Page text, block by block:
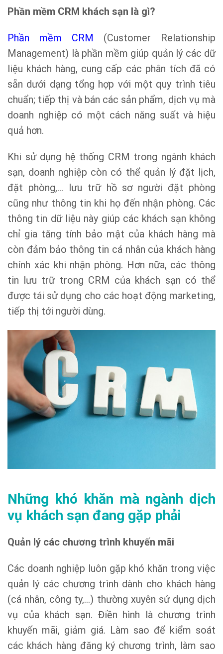
Phần mềm CRM khách sạn là gì?
Phần mềm CRM (Customer Relationship
Management) là phần mềm giúp quản lý các dữ
liệu khách hàng, cung cấp các phân tích đã có
sẵn dưới dạng tổng hợp với một quy trình tiêu
chuẩn; tiếp thị và bán các sản phẩm, dịch vụ mà
doanh nghiệp có một cách năng suất và hiệu
quả hơn.
Khi sử dụng hệ thống CRM trong ngành khách
sạn, doanh nghiệp còn có thể quản lý đặt lịch,
đặt phòng,… lưu trữ hồ sơ người đặt phòng
cũng như thông tin khi họ đến nhận phòng. Các
thông tin dữ liệu này giúp các khách sạn không
chỉ gia tăng tính bảo mật của khách hàng mà
còn đảm bảo thông tin cá nhân của khách hàng
chính xác khi nhận phòng. Hơn nữa, các thông
tin lưu trữ trong CRM của khách sạn có thể
được tái sử dụng cho các hoạt động marketing,
tiếp thị tới người dùng.
Những khó khăn mà ngành dịch
vụ khách sạn đang gặp phải
Quản lý các chương trình khuyến mãi
Các doanh nghiệp luôn gặp khó khăn trong việc
quản lý các chương trình dành cho khách hàng
(cá nhân, công ty,…) thường xuyên sử dụng dịch
vụ của khách sạn. Điền hình là chương trình
khuyến mãi, giảm giá. Làm sao để kiểm soát
các khách hàng đăng ký chương trình, làm sao